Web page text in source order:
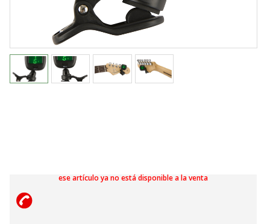
ese artículo ya no está disponible a la venta